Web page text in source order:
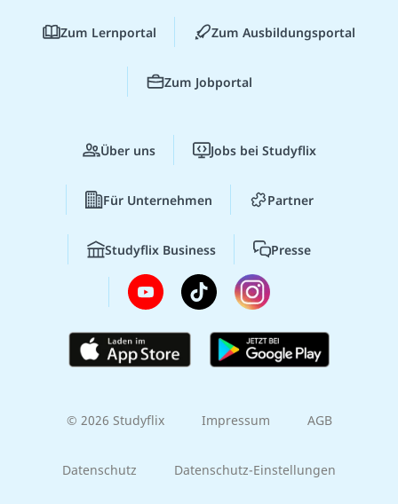
Zum Lernportal Zum Ausbildungsportal
Zum Jobportal
Über uns Jobs bei Studyflix
Für Unternehmen Partner
Studyflix Business Presse
© 2026 Studyflix Impressum AGB
Datenschutz Datenschutz-Einstellungen